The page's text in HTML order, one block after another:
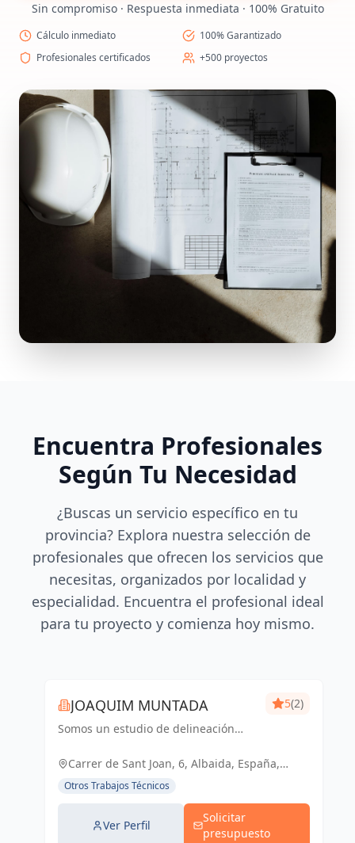
Sin compromiso · Respuesta inmediata · 100% Gratuito
Cálculo inmediato
100% Garantizado
Profesionales certificados
+500 proyectos
Encuentra Profesionales
Según Tu Necesidad
¿Buscas un servicio específico en tu
provincia? Explora nuestra selección de
profesionales que ofrecen los servicios que
necesitas, organizados por localidad y
especialidad. Encuentra el profesional ideal
para tu proyecto y comienza hoy mismo.
JOAQUIM MUNTADA
Somos un estudio de delineación
básicos, de ejecución, licencias de
industrial, diseño 3D de p...
5(2)
Carrer de Sant Joan, 6, Albaida, España,
España
Otros Trabajos Técnicos
Ver Perfil
Solicitar
presupuesto